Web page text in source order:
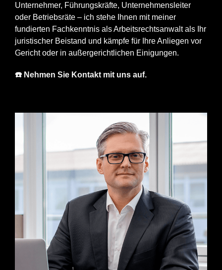
Unternehmer, Führungskräfte, Unternehmensleiter
oder Betriebsräte – ich stehe Ihnen mit meiner
fundierten Fachkenntnis als Arbeitsrechtsanwalt als Ihr
juristischer Beistand und kämpfe für Ihre Anliegen vor
Gericht oder in außergerichtlichen Einigungen.
☎️ Nehmen Sie Kontakt mit uns auf.